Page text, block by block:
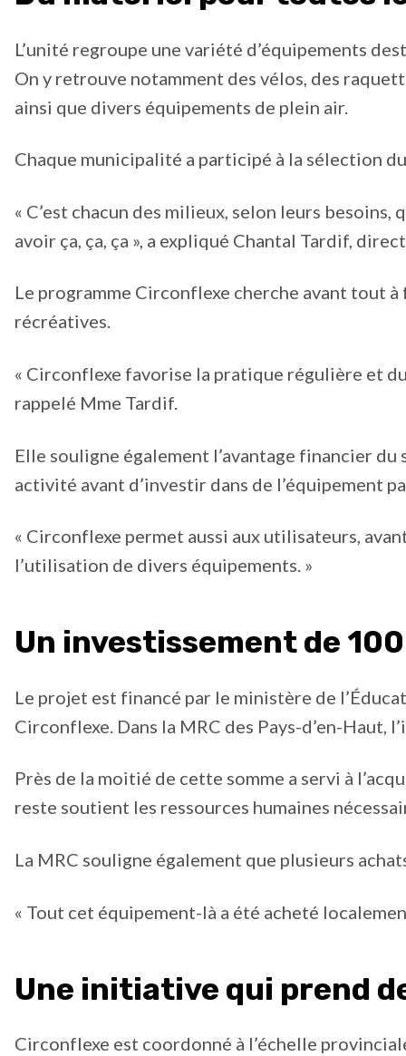
L’unité regroupe une variété d’équipements
On y retrouve notamment des vélos, des
ainsi que divers équipements de plein air.
Chaque municipalité a participé à la sélection
« C’est chacun des milieux, selon leurs
avoir ça, ça, ça », a expliqué Chantal Tardif,
Le programme Circonflexe cherche avant tout
récréatives.
« Circonflexe favorise la pratique régulière et
rappelé Mme Tardif.
Elle souligne également l’avantage financier
activité avant d’investir dans de l’équipement
« Circonflexe permet aussi aux utilisateurs,
l’utilisation de divers équipements. »
Un investissement de
Le projet est financé par le ministère de
Circonflexe. Dans la MRC des Pays-d’en-
Près de la moitié de cette somme a servi à
reste soutient les ressources humaines
La MRC souligne également que plusieurs
« Tout cet équipement-là a été acheté
Une initiative qui prend
Circonflexe est coordonné à l’échelle